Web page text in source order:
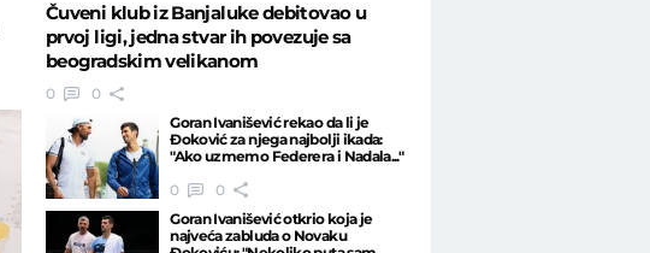
Čuveni klub iz Banjaluke debitovao u
prvoj ligi, jedna stvar ih povezuje sa
beogradskim velikanom
0
0
Goran Ivanišević rekao da li je
Đoković za njega najbolji ikada:
"Ako uzmemo Federera i Nadala..."
0
0
Goran Ivanišević otkrio koja je
najveća zabluda o Novaku